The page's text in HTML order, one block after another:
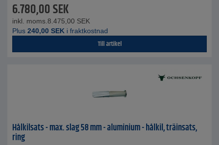
6.780,00SEK
inkl. moms. 8.475,00 SEK
Plus 240,00 SEK i fraktkostnad
Till artikel
Hålkilsats - max. slag 58 mm - aluminium - hålkil, träinsats,
ring